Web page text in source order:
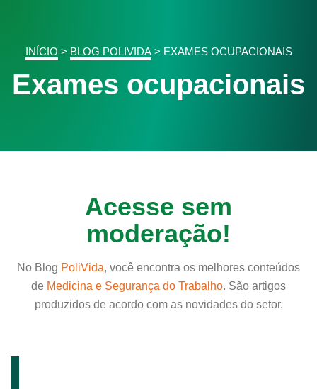
INÍCIO > BLOG POLIVIDA> EXAMES OCUPACIONAIS
Exames ocupacionais
Acesse sem
moderação!
No Blog PoliVida, você encontra os melhores conteúdos
de Medicina e Segurança do Trabalho. São artigos
produzidos de acordo com as novidades do setor.